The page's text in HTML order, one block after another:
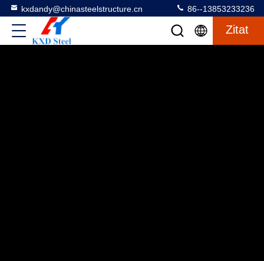
kxdandy@chinasteelstructure.cn 86--13853233236
Zitat